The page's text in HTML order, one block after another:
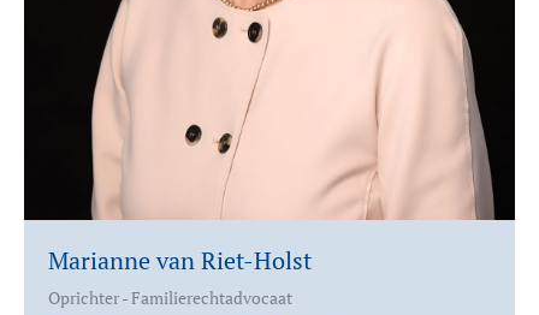
Marianne van Riet-Holst
Oprichter - Familierechtadvocaat